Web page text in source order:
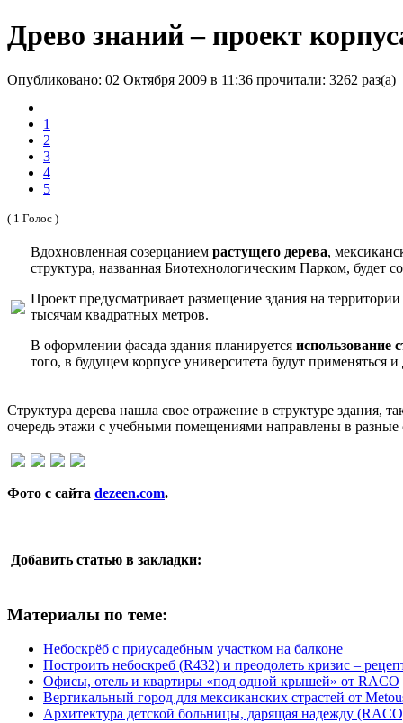
Древо знаний – проект
Опубликовано: 02 Октября 2009 в 11:36 прочитали: 3262 раз(а)
1
2
3
4
5
( 1 Голос )
Вдохновленная созерцанием растущего дерева,
структура, названная Биотехнологическим Парком, будет
Проект предусматривает размещение здания на
тысячам квадратных метров.
В оформлении фасада здания планируется использование
того, в будущем корпусе университета будут
Структура дерева нашла свое отражение в структуре здания,
очередь этажи с учебными помещениями направлены в разные
Фото с сайта dezeen.com.
Добавить статью в закладки:
Материалы по теме:
Небоскрёб с приусадебным участком на балконе
Построить небоскреб (R432) и преодолеть кризис –
Офисы, отель и квартиры «под одной крышей» от RACO
Вертикальный город для мексиканских страстей от
Архитектура детской больницы, дарящая надежду